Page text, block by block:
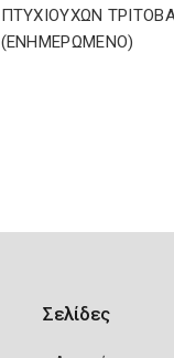
ΠΤΥΧΙΟΥΧΩΝ
(ΕΝΗΜΕΡΩΜΕΝΟ)
Σελίδες